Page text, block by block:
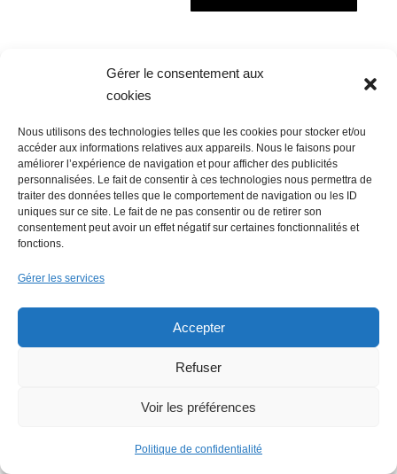
Gérer le consentement aux
cookies
Nous utilisons des technologies telles que les cookies pour stocker et/ou
accéder aux informations relatives aux appareils. Nous le faisons pour
améliorer l’expérience de navigation et pour afficher des publicités
personnalisées. Le fait de consentir à ces technologies nous permettra de
traiter des données telles que le comportement de navigation ou les ID
uniques sur ce site. Le fait de ne pas consentir ou de retirer son
consentement peut avoir un effet négatif sur certaines fonctionnalités et
fonctions.
Gérer les services
Accepter
Refuser
Voir les préférences
Politique de confidentialité